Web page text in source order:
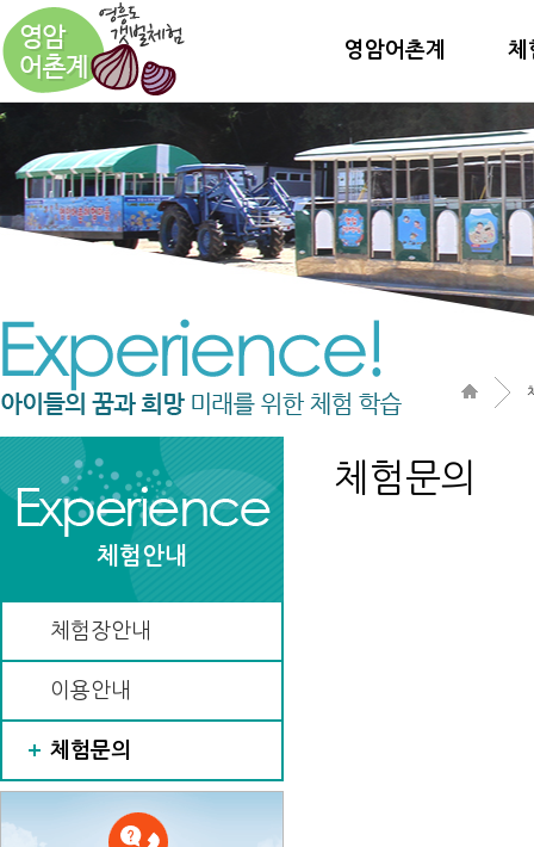
영암어촌계 체
체험안내
체험장안내
이용안내
체험문의
체험문의